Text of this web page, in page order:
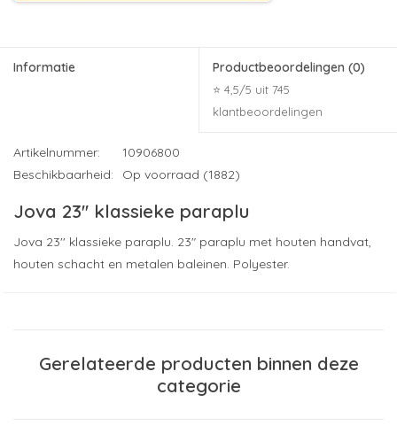
Informatie Productbeoordelingen (0)
⭐ 4,5/5 uit 745
klantbeoordelingen
Artikelnummer:
10906800
Beschikbaarheid:
Op voorraad (1882)
Jova 23'' klassieke paraplu
Jova 23'' klassieke paraplu. 23" paraplu met houten handvat,
houten schacht en metalen baleinen. Polyester.
ieder wat wils. Voor onderweg of dagelijks gebruik kiest u voor
opvouwbare paraplu
Gerelateerde producten binnen deze
categorie